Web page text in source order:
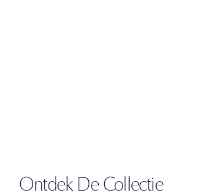
Ontdek De Collectie